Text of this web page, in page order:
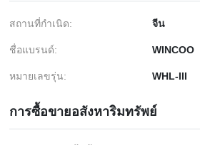
สถานที่กำเนิด: จีน
ชื่อแบรนด์: WINCOO
หมายเลขรุ่น: WHL-III
การซื้อขายอสังหาริมทรัพย์